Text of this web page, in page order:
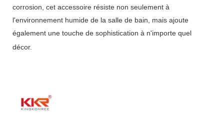
corrosion, cet accessoire résiste non seulement à
l'environnement humide de la salle de bain, mais ajoute
également une touche de sophistication à n'importe quel
décor.